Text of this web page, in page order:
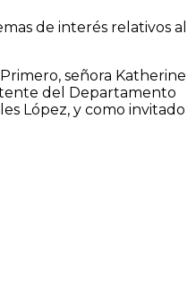
de interés relativos al
señora Katherine
del Departamento
López, y como invitado